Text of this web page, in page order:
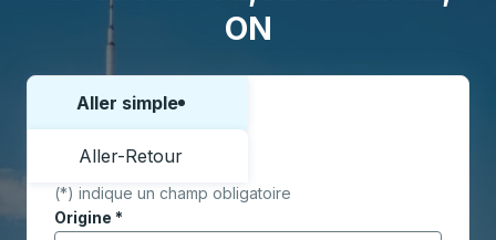
ON
Choisissez un sens ou un aller-retour:
Aller simple
Aller-Retour
(*) indique un champ obligatoire
Origine *